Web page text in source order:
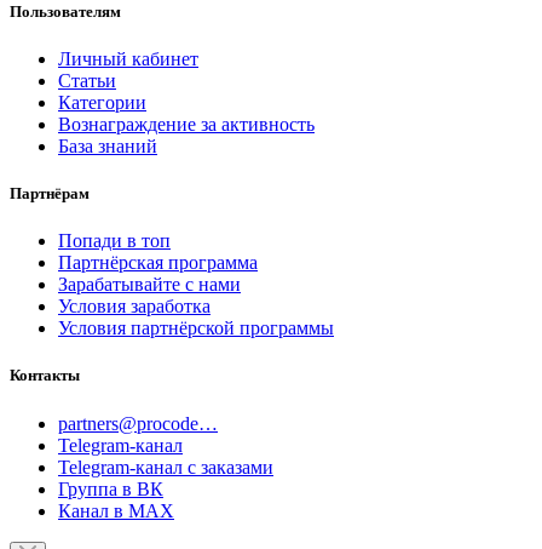
Пользователям
Личный кабинет
Статьи
Категории
Вознаграждение за активность
База знаний
Партнёрам
Попади в топ
Партнёрская программа
Зарабатывайте с нами
Условия заработка
Условия партнёрской программы
Контакты
partners@procode…
Telegram-канал
Telegram-канал с заказами
Группа в ВК
Канал в MAX